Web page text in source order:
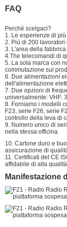
FAQ
Perché scelgaci?
1. Le esperienze di
2. Più di 200
3. L'area della
4.The telecomandi di
5. La sola marca con
commutazione sul
6. Due alimentazioni
dell'alimentazione
7. Due opzioni di
universalmente: VHF:
8. Forniamo i modelli
F23, serie F26, serie
controllo della leva di
9. Numero unico di
nella stessa officina.
10. Cartone duro e
assicurazione di
11. Certificati del CE
affidabile di alta
Manifestazione